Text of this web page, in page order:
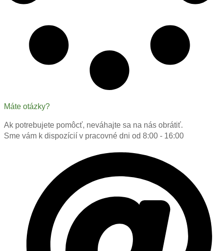
Máte otázky?
Ak potrebujete pomôcť, neváhajte sa na nás obrátiť.
Sme vám k dispozícií v pracovné dni od 8:00 - 16:00